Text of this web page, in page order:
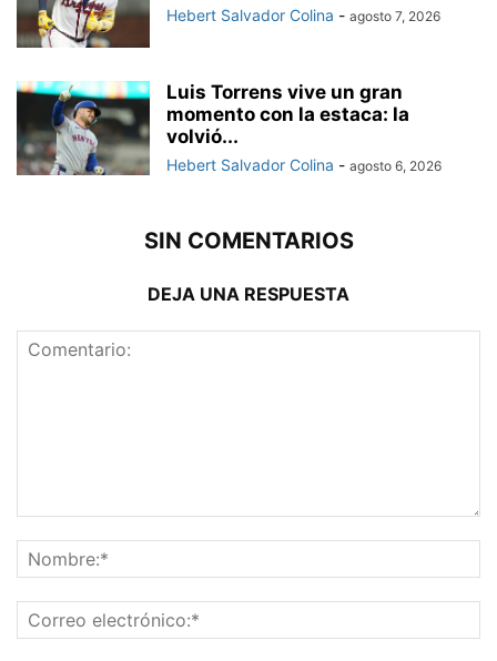
Hebert Salvador Colina - agosto 7, 2026
Luis Torrens vive un gran
momento con la estaca: la
volvió...
Hebert Salvador Colina - agosto 6, 2026
SIN COMENTARIOS
DEJA UNA RESPUESTA